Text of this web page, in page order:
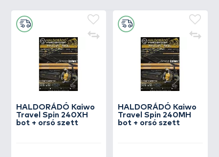
HALDORÁDÓ Kaiwo
Travel Spin 240XH
bot + orsó szett
HALDORÁDÓ Kaiwo
Travel Spin 240MH
bot + orsó szett